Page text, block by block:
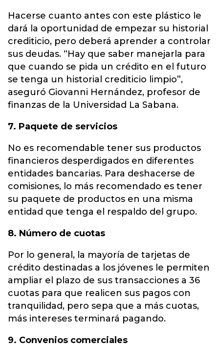
Hacerse cuanto antes con este plástico le
dará la oportunidad de empezar su historial
crediticio, pero deberá aprender a controlar
sus deudas. “Hay que saber manejarla para
que cuando se pida un crédito en el futuro
se tenga un historial crediticio limpio”,
aseguró Giovanni Hernández, profesor de
finanzas de la Universidad La Sabana.
7. Paquete de servicios
No es recomendable tener sus productos
financieros desperdigados en diferentes
entidades bancarias. Para deshacerse de
comisiones, lo más recomendado es tener
su paquete de productos en una misma
entidad que tenga el respaldo del grupo.
8. Número de cuotas
Por lo general, la mayoría de tarjetas de
crédito destinadas a los jóvenes le permiten
ampliar el plazo de sus transacciones a 36
cuotas para que realicen sus pagos con
tranquilidad, pero sepa que a más cuotas,
más intereses terminará pagando.
9. Convenios comerciales